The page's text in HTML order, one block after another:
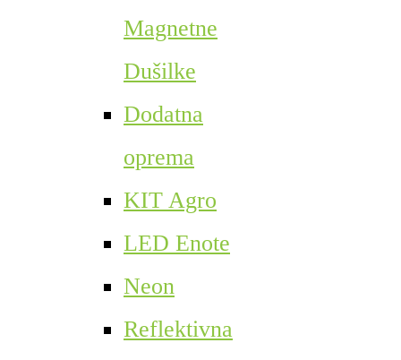
Magnetne
Dušilke
Dodatna
oprema
KIT Agro
LED Enote
Neon
Reflektivna